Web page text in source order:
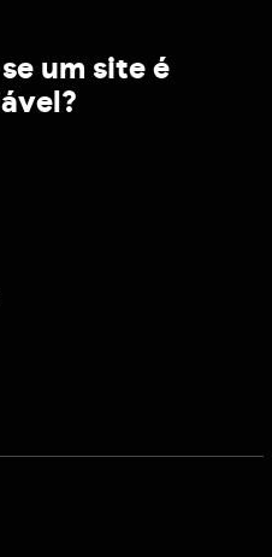
um site é